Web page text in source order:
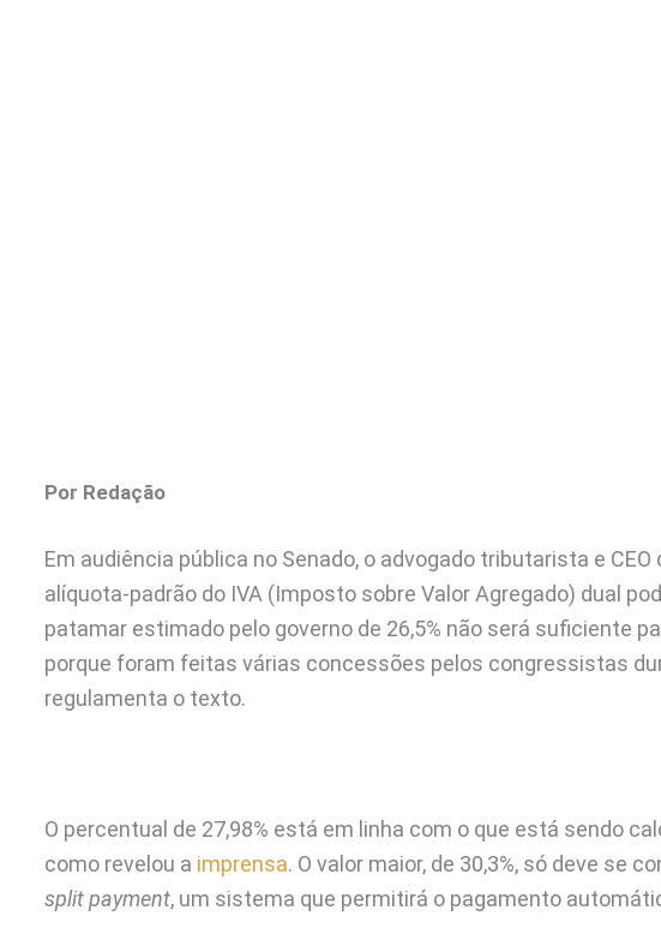
Por Redação
Em audiência pública no Senado, o advogado tributarista e CEO
alíquota-padrão do IVA (Imposto sobre Valor Agregado) dual
patamar estimado pelo governo de 26,5% não será suficiente
porque foram feitas várias concessões pelos congressistas
regulamenta o texto.
O percentual de 27,98% está em linha com o que está sendo
como revelou a imprensa. O valor maior, de 30,3%, só deve se
split payment, um sistema que permitirá o pagamento